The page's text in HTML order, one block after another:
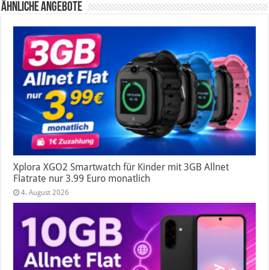
Ähnliche Angebote
Xplora XGO2 Smartwatch für Kinder mit 3GB Allnet
Flatrate nur 3.99 Euro monatlich
4. August 2026